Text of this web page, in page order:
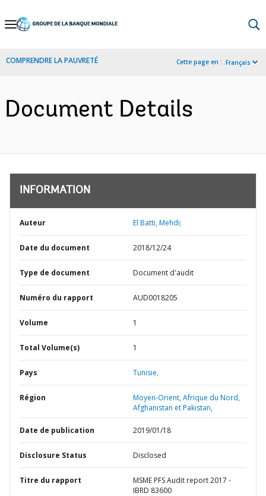
Skip
Navigation
COMPRENDRE LA PAUVRETÉ Cette page en : Français
Document Details
INFORMATION
Auteur El Batti, Mehdi;
Date du document 2018/12/24
Type de document Document d'audit
Numéro du rapport AUD0018205
Volume 1
Total Volume(s) 1
Pays Tunisie,
Région
Moyen-Orient, Afrique du Nord,
Afghanistan et Pakistan,
Date de publication 2019/01/18
Disclosure Status Disclosed
Titre du rapport
MSME PFS Audit report 2017 -
IBRD 83600